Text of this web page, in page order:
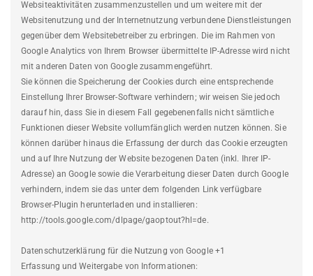
Websiteaktivitäten zusammenzustellen und um weitere mit der
Websitenutzung und der Internetnutzung verbundene Dienstleistungen
gegenüber dem Websitebetreiber zu erbringen. Die im Rahmen von
Google Analytics von Ihrem Browser übermittelte IP-Adresse wird nicht
mit anderen Daten von Google zusammengeführt.
Sie können die Speicherung der Cookies durch eine entsprechende
Einstellung Ihrer Browser-Software verhindern; wir weisen Sie jedoch
darauf hin, dass Sie in diesem Fall gegebenenfalls nicht sämtliche
Funktionen dieser Website vollumfänglich werden nutzen können. Sie
können darüber hinaus die Erfassung der durch das Cookie erzeugten
und auf Ihre Nutzung der Website bezogenen Daten (inkl. Ihrer IP-
Adresse) an Google sowie die Verarbeitung dieser Daten durch Google
verhindern, indem sie das unter dem folgenden Link verfügbare
Browser-Plugin herunterladen und installieren:
http://tools.google.com/dlpage/gaoptout?hl=de.
Datenschutzerklärung für die Nutzung von Google +1
Erfassung und Weitergabe von Informationen: